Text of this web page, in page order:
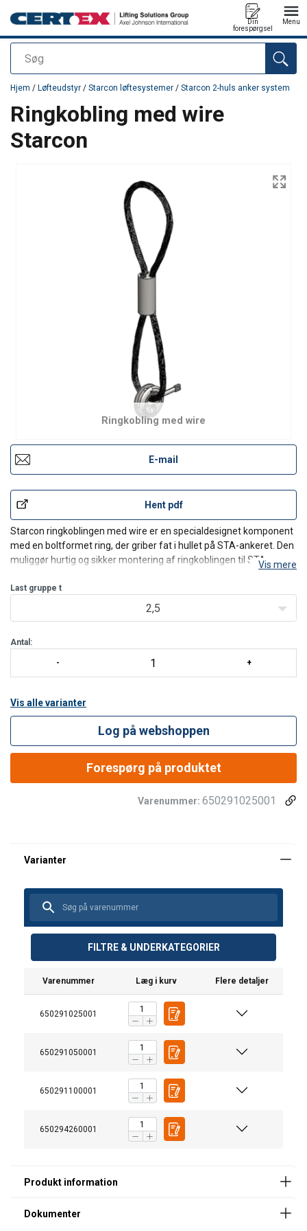
Søg
Din
forespørgsel
Menu
Produktet blev tilføjet til din forespørgsel
Hjem / Løfteudstyr / Starcon løftesystemer / Starcon 2-huls anker system
Ringkobling med wire
Starcon
Ringkobling med wire
E-mail
Hent pdf
Starcon ringkoblingen med wire er en specialdesignet komponent
med en boltformet ring, der griber fat i hullet på STA-ankeret. Den
muliggør hurtig og sikker montering af ringkoblingen til STA-
ankeret.
Ringkoblingen med wire kan nemt til
Vis mere
Last gruppe t
2,5
Antal:
Vis alle varianter
Log på webshoppen
Forespørg på produktet
Varenummer: 650291025001
FILTRE & UNDERKATEGORIER
Varenummer Læg i kurv Flere detaljer
650291025001
650291050001
650291100001
650294260001